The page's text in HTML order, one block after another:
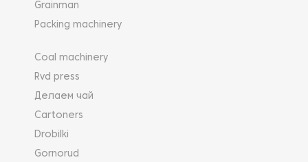
Grainman
Packing machinery
Coal machinery
Rvd press
Делаем чай
Cartoners
Drobilki
Gornorud